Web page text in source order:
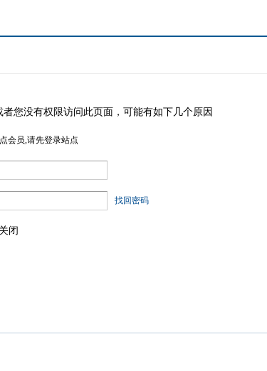
者您没有权限访问此页面，可能有如下几个原因
会员,请先登录站点
找回密码
关闭